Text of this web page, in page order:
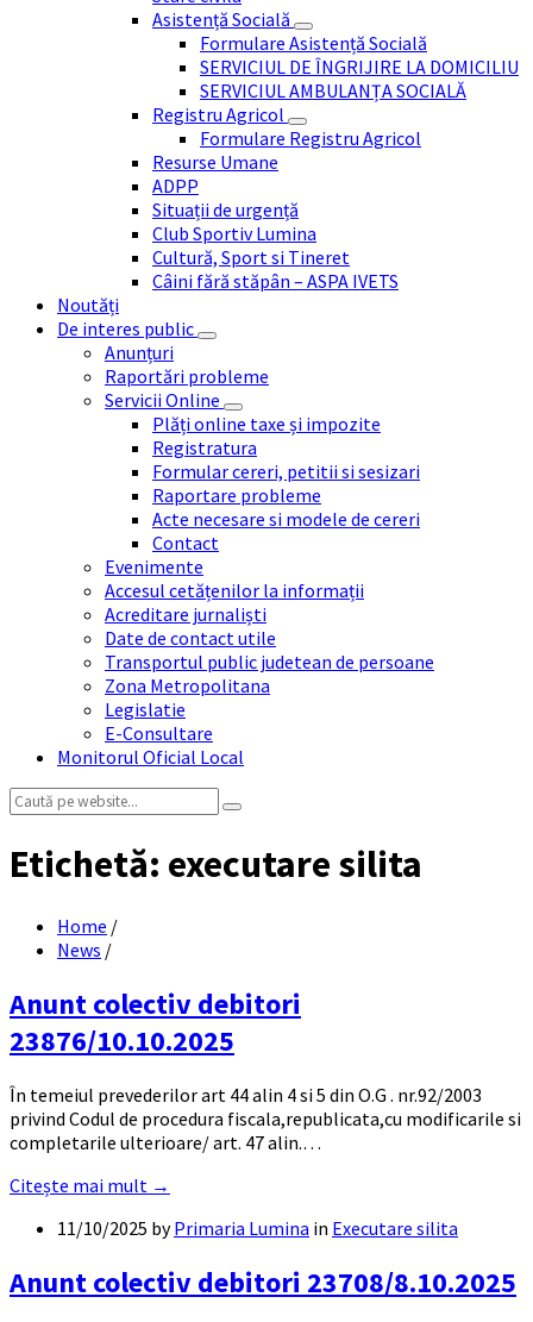
Asistență Socială
Formulare Asistență Socială
SERVICIUL DE ÎNGRIJIRE LA DOMICILIU
SERVICIUL AMBULANȚA SOCIALĂ
Registru Agricol
Formulare Registru Agricol
Resurse Umane
ADPP
Situații de urgență
Club Sportiv Lumina
Cultură, Sport si Tineret
Câini fără stăpân – ASPA IVETS
Noutăți
De interes public
Anunțuri
Raportări probleme
Servicii Online
Plăți online taxe și impozite
Registratura
Formular cereri, petitii si sesizari
Raportare probleme
Acte necesare si modele de cereri
Contact
Evenimente
Accesul cetățenilor la informații
Acreditare jurnaliști
Date de contact utile
Transportul public judetean de persoane
Zona Metropolitana
Legislatie
E-Consultare
Monitorul Oficial Local
Search:
Etichetă: executare silita
Home /
News /
Anunt colectiv debitori
23876/10.10.2025
În temeiul prevederilor art 44 alin 4 si 5 din O.G . nr.92/2003
privind Codul de procedura fiscala,republicata,cu modificarile si
completarile ulterioare/ art. 47 alin.…
Citește mai mult →
11/10/2025 byPrimaria Lumina in Executare silita
Anunt colectiv debitori 23708/8.10.2025